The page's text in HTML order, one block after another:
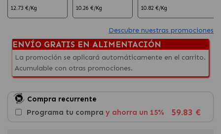
12.73 €/Kg 10.26 €/Kg 10.82 €/Kg
Descubre nuestras promociones
ENVÍO GRATIS EN ALIMENTACIÓN
La promoción se aplicará automáticamente en el carrito.
Acumulable con otras promociones.
Compra recurrente
Programa tu compra y ahorra un 15% 59.83 €